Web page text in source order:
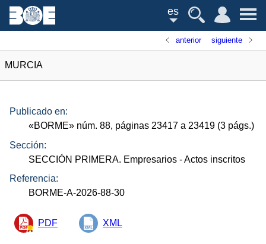
es
anterior siguiente
MURCIA
Publicado en:
«BORME» núm. 88, páginas 23417 a 23419 (3 págs.)
Sección:
SECCIÓN PRIMERA. Empresarios - Actos inscritos
Referencia:
BORME-A-2026-88-30
PDF XML